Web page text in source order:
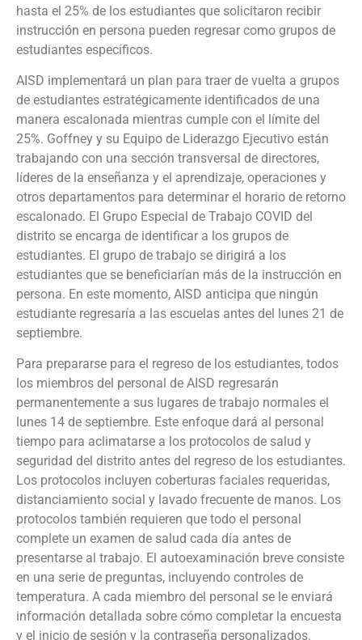
hasta el 25% de los estudiantes que solicitaron recibir
instrucción en persona pueden regresar como grupos de
estudiantes específicos.
AISD implementará un plan para traer de vuelta a grupos
de estudiantes estratégicamente identificados de una
manera escalonada mientras cumple con el límite del
25%. Goffney y su Equipo de Liderazgo Ejecutivo están
trabajando con una sección transversal de directores,
líderes de la enseñanza y el aprendizaje, operaciones y
otros departamentos para determinar el horario de retorno
escalonado. El Grupo Especial de Trabajo COVID del
distrito se encarga de identificar a los grupos de
estudiantes. El grupo de trabajo se dirigirá a los
estudiantes que se beneficiarían más de la instrucción en
persona. En este momento, AISD anticipa que ningún
estudiante regresaría a las escuelas antes del lunes 21 de
septiembre.
Para prepararse para el regreso de los estudiantes, todos
los miembros del personal de AISD regresarán
permanentemente a sus lugares de trabajo normales el
lunes 14 de septiembre. Este enfoque dará al personal
tiempo para aclimatarse a los protocolos de salud y
seguridad del distrito antes del regreso de los estudiantes.
Los protocolos incluyen coberturas faciales requeridas,
distanciamiento social y lavado frecuente de manos. Los
protocolos también requieren que todo el personal
complete un examen de salud cada día antes de
presentarse al trabajo. El autoexaminación breve consiste
en una serie de preguntas, incluyendo controles de
temperatura. A cada miembro del personal se le enviará
información detallada sobre cómo completar la encuesta
y el inicio de sesión y la contraseña personalizados.